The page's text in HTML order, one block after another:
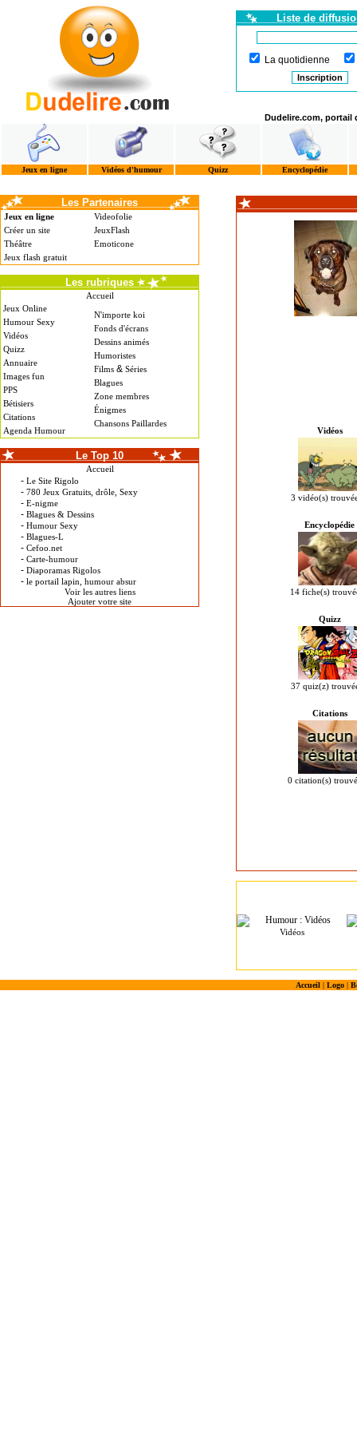
Liste de
La quotidienne
Dudelire.com, portail
Jeux en ligne Vidéos d'humour Quizz Encyclopédie
Les Partenaires
Jeux en ligne
Créer un site
Théâtre
Jeux flash gratuit
Videofolie
JeuxFlash
Emoticone
Les rubriques
Accueil
Jeux Online
Humour Sexy
Vidéos
Quizz
Annuaire
Images fun
PPS
Bétisiers
Citations
Agenda Humour
N'importe koi
Fonds d'écrans
Dessins animés
Humoristes
Films & Séries
Blagues
Zone membres
Énigmes
Chansons Paillardes
Le Top 10
Accueil
- Le Site Rigolo
- 780 Jeux Gratuits, drôle, Sexy
- E-nigme
- Blagues & Dessins
- Humour Sexy
- Blagues-L
- Cefoo.net
- Carte-humour
- Diaporamas Rigolos
- le portail lapin, humour absur
Voir les autres liens
Ajouter votre site
Vidéos
3 vidéo(s)
Encyclopédie
14 fiche(s)
Quizz
37 quiz(z)
Citations
0 citation(s)
Vidéos
Accueil| Logo|